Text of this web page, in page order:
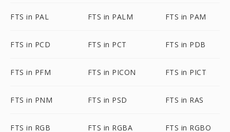
FTS in PAL FTS in PALM FTS in PAM
FTS in PCD FTS in PCT FTS in PDB
FTS in PFM FTS in PICON FTS in PICT
FTS in PNM FTS in PSD FTS in RAS
FTS in RGB FTS in RGBA FTS in RGBO